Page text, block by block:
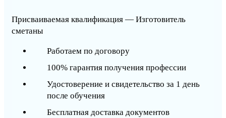
Присваиваемая квалификация — Изготовитель
сметаны
Работаем по договору
100% гарантия получения профессии
Удостоверение и свидетельство за 1 день
после обучения
Бесплатная доставка документов